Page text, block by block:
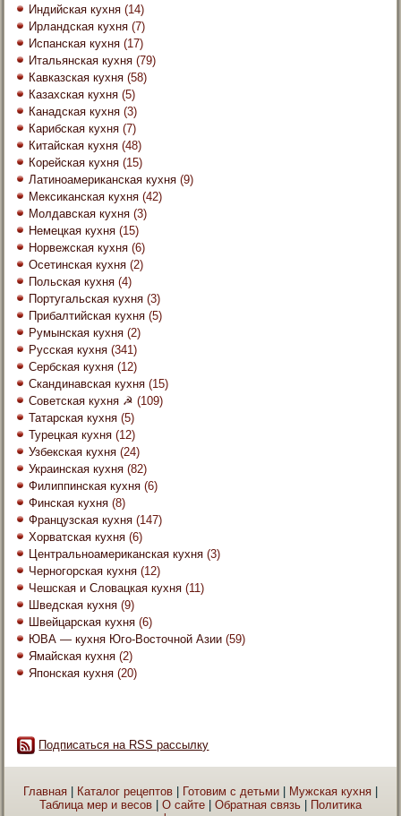
Индийская кухня (14)
Ирландская кухня (7)
Испанская кухня (17)
Итальянская кухня (79)
Кавказская кухня (58)
Казахская кухня (5)
Канадская кухня (3)
Карибская кухня (7)
Китайская кухня (48)
Корейская кухня (15)
Латиноамериканская кухня (9)
Мексиканская кухня (42)
Молдавская кухня (3)
Немецкая кухня (15)
Норвежская кухня (6)
Осетинская кухня (2)
Польская кухня (4)
Португальская кухня (3)
Прибалтийская кухня (5)
Румынская кухня (2)
Русская кухня (341)
Сербская кухня (12)
Скандинавская кухня (15)
Советская кухня ☭ (109)
Татарская кухня (5)
Турецкая кухня (12)
Узбекская кухня (24)
Украинская кухня (82)
Филиппинская кухня (6)
Финская кухня (8)
Французская кухня (147)
Хорватская кухня (6)
Центральноамериканская кухня (3)
Черногорская кухня (12)
Чешская и Словацкая кухня (11)
Шведская кухня (9)
Швейцарская кухня (6)
ЮВА — кухня Юго-Восточной Азии (59)
Ямайская кухня (2)
Японская кухня (20)
Подписаться на RSS рассылку
Главная Каталог рецептов Готовим с детьми Мужская кухня
Таблица мер и весов
О сайте Обратная связь
Политика